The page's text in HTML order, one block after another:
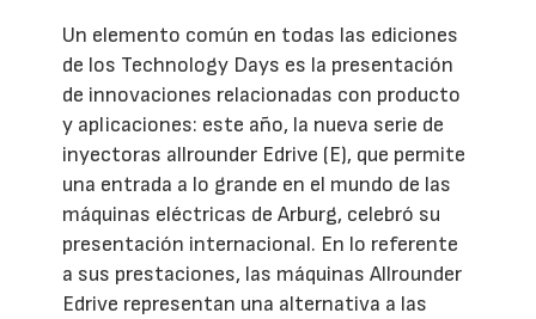
Un elemento común en todas las ediciones
de los Technology Days es la presentación
de innovaciones relacionadas con producto
y aplicaciones: este año, la nueva serie de
inyectoras allrounder Edrive (E), que permite
una entrada a lo grande en el mundo de las
máquinas eléctricas de Arburg, celebró su
presentación internacional. En lo referente
a sus prestaciones, las máquinas Allrounder
Edrive representan una alternativa a las